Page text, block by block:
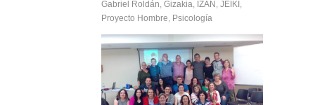
Gabriel Roldán Gizakia IZAN JEIKI
Proyecto Hombre Psicología